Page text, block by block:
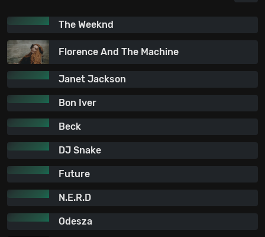
The Weeknd
Florence And The Machine
Janet Jackson
Bon Iver
Beck
DJ Snake
Future
N.E.R.D
Odesza